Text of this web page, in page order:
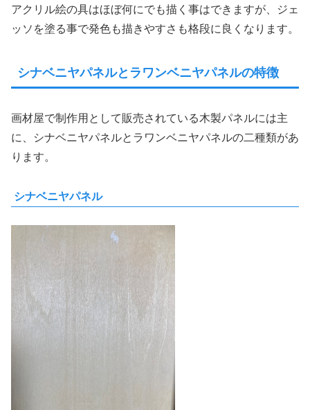
アクリル絵の具はほぼ何にでも描く事はできますが、ジェ
ッソを塗る事で発色も描きやすさも格段に良くなります。
シナベニヤパネルとラワンベニヤパネルの特徴
画材屋で制作用として販売されている木製パネルには主
に、シナベニヤパネルとラワンベニヤパネルの二種類があ
ります。
シナベニヤパネル